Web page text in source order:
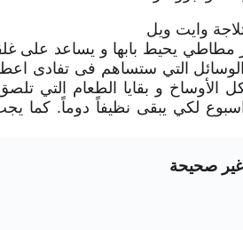
وايت ويل
مطاطي يحيط بابها و يساعد على
التي ستساهم فى تفادى
و بقايا الطعام التي
لكي يبقى نظيفاً دوماً. كما يجب
غير صحيحة